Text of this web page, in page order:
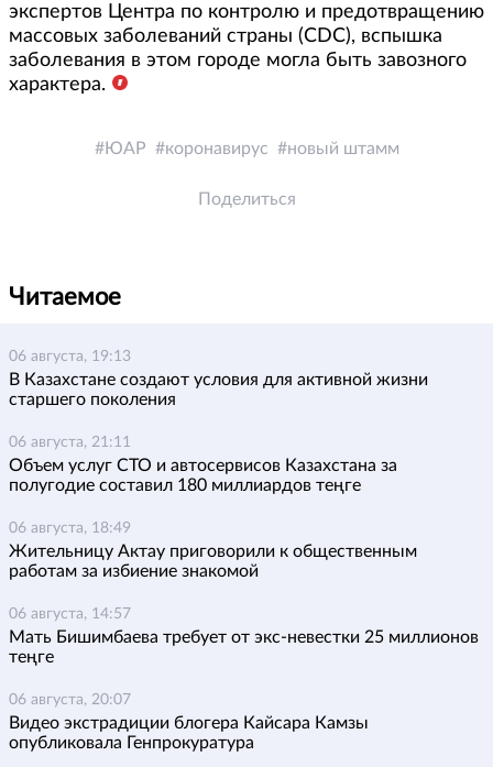
экспертов Центра по контролю и предотвращению
массовых заболеваний страны (CDC), вспышка
заболевания в этом городе могла быть завозного
характера.
ЮАР коронавирус новый штамм
Поделиться
Читаемое
06 августа, 19:13
В Казахстане создают условия для активной жизни
старшего поколения
06 августа, 21:11
Объем услуг СТО и автосервисов Казахстана за
полугодие составил 180 миллиардов теңге
06 августа, 18:49
Жительницу Актау приговорили к общественным
работам за избиение знакомой
06 августа, 14:57
Мать Бишимбаева требует от экс-невестки 25 миллионов
теңге
06 августа, 20:07
Видео экстрадиции блогера Кайсара Камзы
опубликовала Генпрокуратура